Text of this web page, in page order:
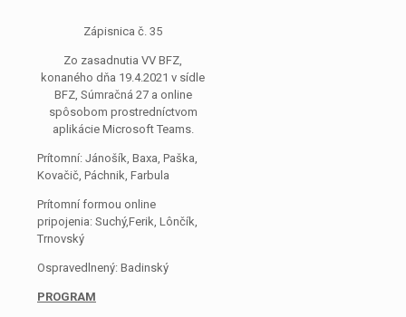
Zápisnica č. 35
Zo zasadnutia VV BFZ,
konaného dňa 19.4.2021 v sídle
BFZ, Súmračná 27 a online
spôsobom prostredníctvom
aplikácie Microsoft Teams.
Prítomní: Jánošík, Baxa, Paška,
Kovačič, Páchnik, Farbula
Prítomní formou online
pripojenia: Suchý,Ferik, Lônčík,
Trnovský
Ospravedlnený: Badinský
PROGRAM